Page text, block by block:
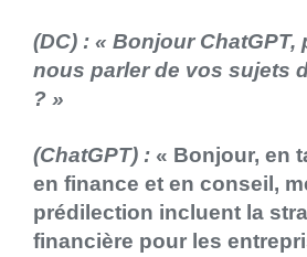
(DC) : « Bonjour ChatGPT,
nous parler de vos sujets
? »
(ChatGPT) : « Bonjour, en
en finance et en conseil,
prédilection incluent la
financière pour les